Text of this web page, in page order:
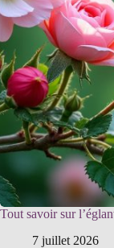
Tout savoir sur
7 juillet 2026